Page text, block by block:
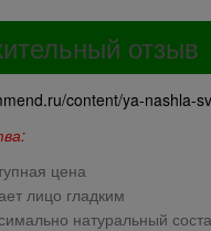
отзыв
content/ya-nashla-
цена
лицо гладким
натуральный